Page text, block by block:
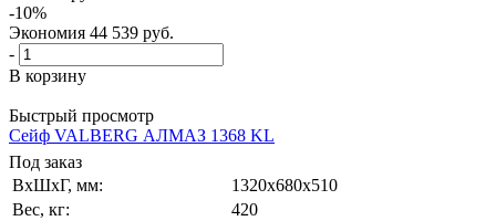
-10%
Экономия 44 539 руб.
-
В корзину
Быстрый просмотр
Сейф VALBERG АЛМАЗ 1368 KL
Под заказ
ВxШxГ, мм:
1320x680x510
Вес, кг:
420